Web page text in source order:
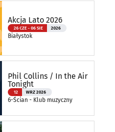
Akcja Lato 2026
26 CZE - 06 SIE 2026
Białystok
Phil Collins / In the Air
Tonight
12 WRZ 2026
6-Ścian - Klub muzyczny